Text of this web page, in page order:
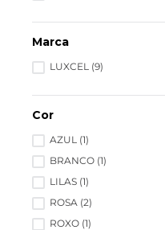
Cor
AZUL (1)
BRANCO (1)
LILAS (1)
ROSA (2)
ROXO (1)
Marca
LUXCEL (9)